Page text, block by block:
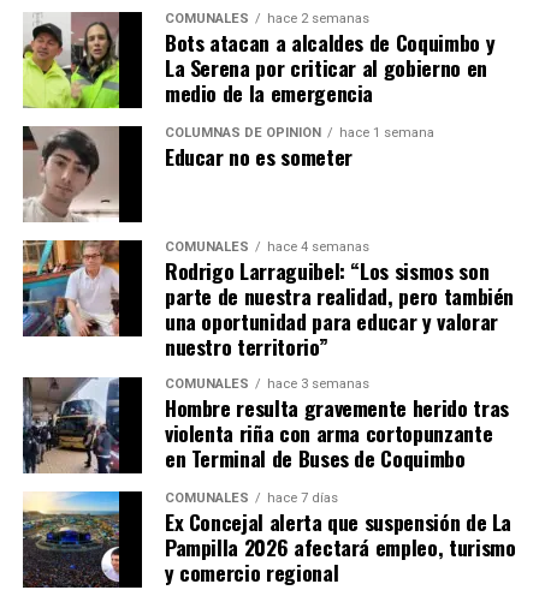
COMUNALES hace 2 semanas
Bots atacan a alcaldes de Coquimbo y
La Serena por criticar al gobierno en
medio de la emergencia
COLUMNAS DE OPINIÓN hace 1 semana
Educar no es someter
COMUNALES hace 4 semanas
Rodrigo Larraguibel: “Los sismos son
parte de nuestra realidad, pero también
una oportunidad para educar y valorar
nuestro territorio”
COMUNALES hace 3 semanas
Hombre resulta gravemente herido tras
violenta riña con arma cortopunzante
en Terminal de Buses de Coquimbo
COMUNALES hace 7 días
Ex Concejal alerta que suspensión de La
Pampilla 2026 afectará empleo, turismo
y comercio regional